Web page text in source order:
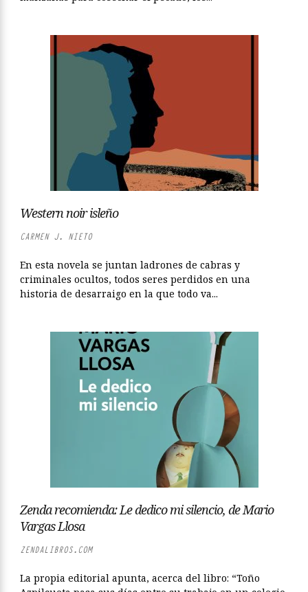
Western noir isleño
CARMEN J. NIETO
En esta novela se juntan ladrones de cabras y
criminales ocultos, todos seres perdidos en una
historia de desarraigo en la que todo va...
Zenda recomienda: Le dedico mi silencio, de Mario
Vargas Llosa
ZENDALIBROS.COM
La propia editorial apunta, acerca del libro: “Toño